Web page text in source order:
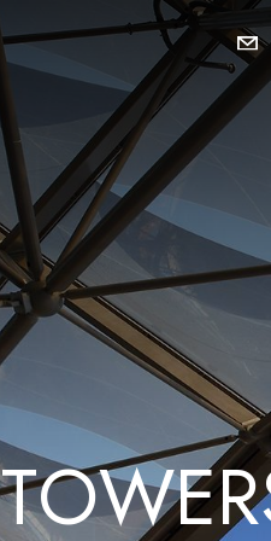
TOWER